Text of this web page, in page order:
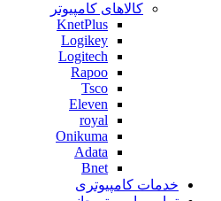
کالاهای کامپیوتر
KnetPlus
Logikey
Logitech
Rapoo
Tsco
Eleven
royal
Onikuma
Adata
Bnet
خدمات کامپیوتری